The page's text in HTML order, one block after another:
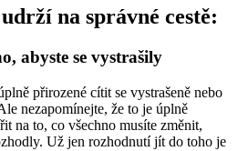
na správné cestě:
abyste se vystrašily
přirozené cítit se vystrašeně nebo
nezapomínejte, že to je úplně
na to, co všechno musíte změnit,
Už jen rozhodnutí jít do toho je